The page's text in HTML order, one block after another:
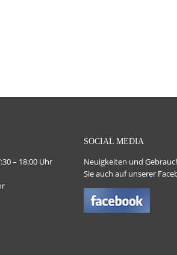
– 18:00 Uhr
SOCIAL MEDIA
Neuigkeiten und
Sie auch auf unserer